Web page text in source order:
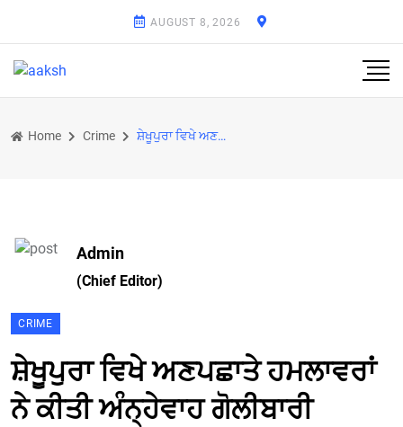
AUGUST 8, 2026
Home Crime ਸ਼ੇਖੂਪੁਰਾ ਵਿਖੇ ਅਣਪਛਾਤੇ ਹਮਲਾਵਰਾਂ ਨੇ ਕੀਤੀ ਅੰਨ੍ਹੇਵਾਹ ਗੋਲੀਬਾਰੀ
Admin
(Chief Editor)
CRIME
ਸ਼ੇਖੂਪੁਰਾ ਵਿਖੇ ਅਣਪਛਾਤੇ ਹਮਲਾਵਰਾਂ
ਨੇ ਕੀਤੀ ਅੰਨ੍ਹੇਵਾਹ ਗੋਲੀਬਾਰੀ